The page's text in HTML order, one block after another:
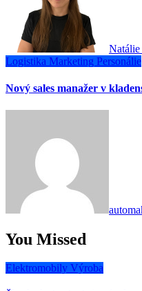
Logistika Marketing Personálie
Nový sales manažer v
You Missed
Elektromobily Výroba